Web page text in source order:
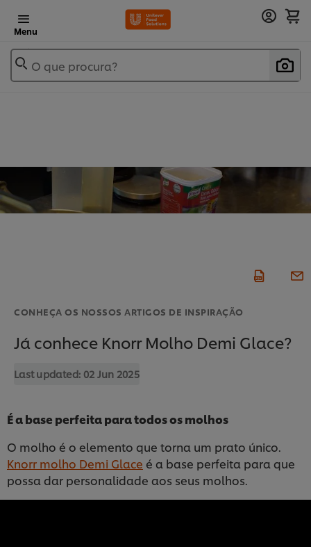
Menu
O que procura?
CONHEÇA OS NOSSOS ARTIGOS DE INSPIRAÇÃO
Já conhece Knorr Molho Demi Glace?
Last updated: 02 Jun 2025
É a base perfeita para todos os molhos
O molho é o elemento que torna um prato único.
Knorr molho Demi Glace é a base perfeita para que
possa dar personalidade aos seus molhos.